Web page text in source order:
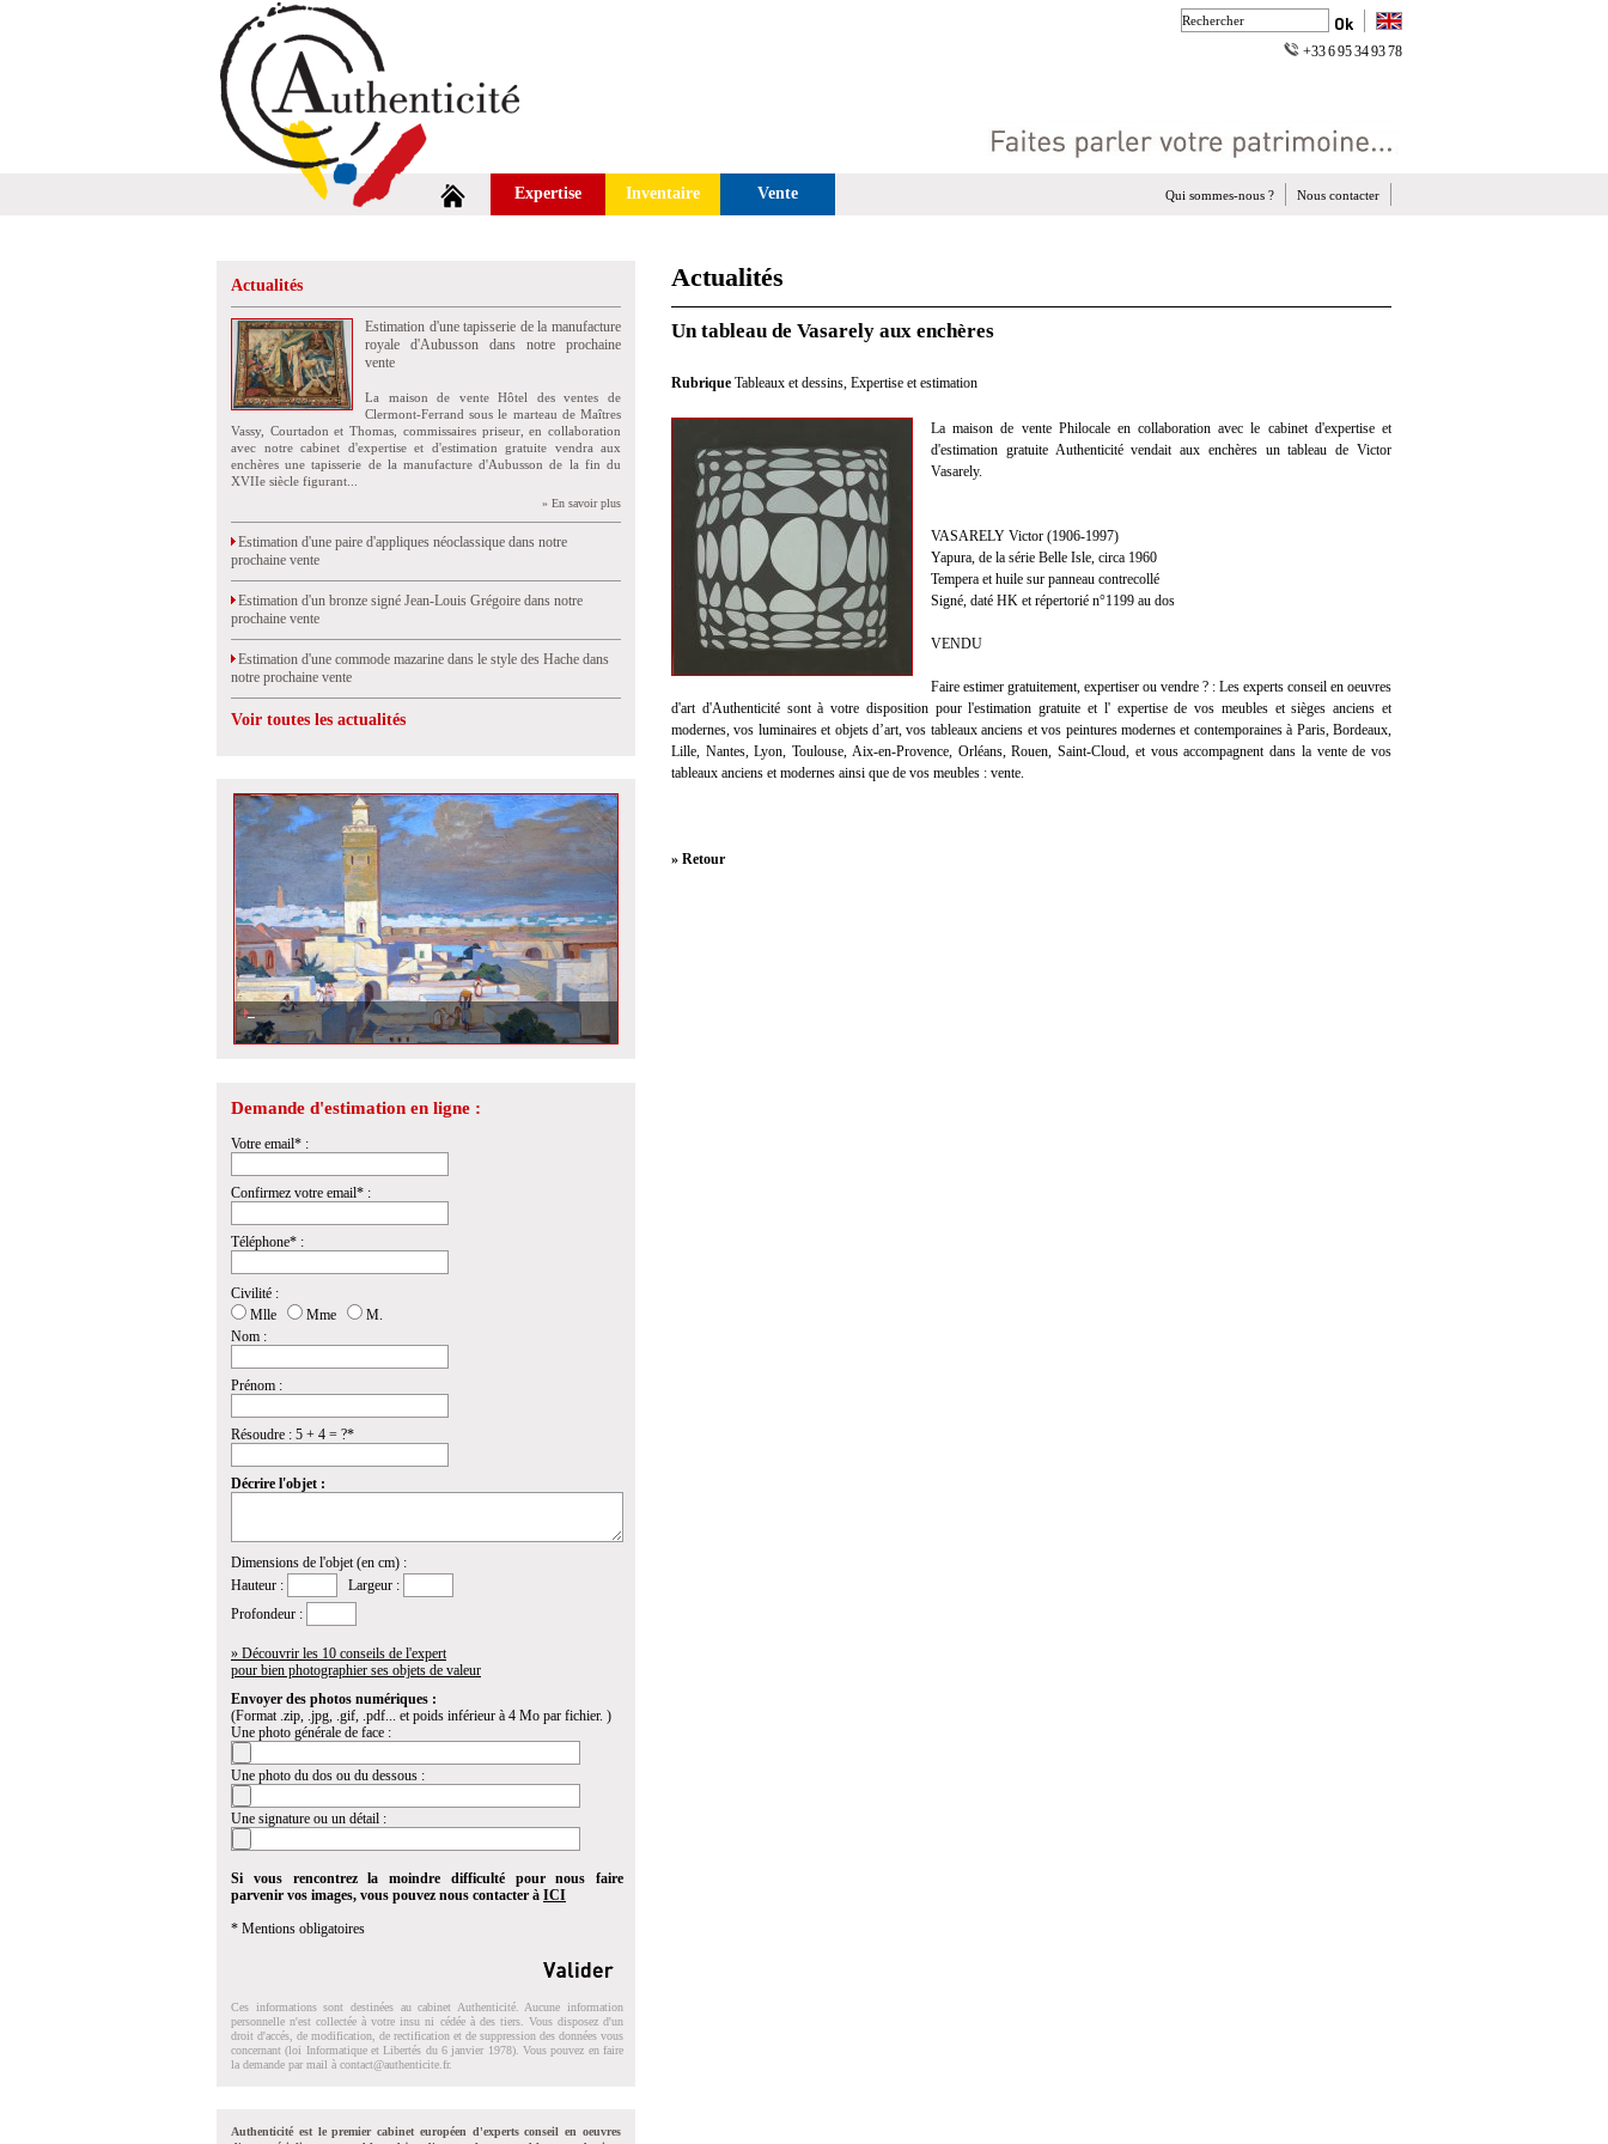
+33 6 95 34 93 78
Expertise Inventaire Vente Nous contacter
Qui sommes-nous ?
Actualités
Estimation d'une tapisserie de la manufacture
royale d'Aubusson dans notre prochaine
vente
La maison de vente Hôtel des ventes de
Clermont-Ferrand sous le marteau de Maîtres
Vassy, Courtadon et Thomas, commissaires priseur, en collaboration
avec notre cabinet d'expertise et d'estimation gratuite vendra aux
enchères une tapisserie de la manufacture d'Aubusson de la fin du
XVIIe siècle figurant...
» En savoir plus
Estimation d'une paire d'appliques néoclassique dans notre
prochaine vente
Estimation d'un bronze signé Jean-Louis Grégoire dans notre
prochaine vente
Estimation d'une commode mazarine dans le style des Hache dans
notre prochaine vente
Voir toutes les actualités
Demande d'estimation en ligne :
Votre email* :
Confirmez votre email* :
Téléphone* :
Civilité :
Mlle
Mme
M.
Nom :
Prénom :
Résoudre : 5 + 4 = ?*
Décrire l'objet :
Dimensions de l'objet (en cm) :
Hauteur :
Largeur :
Profondeur :
» Découvrir les 10 conseils de l'expert
pour bien photographier ses objets de valeur
Envoyer des photos numériques :
(Format .zip, .jpg, .gif, .pdf... et poids inférieur à 4 Mo par fichier. )
Une photo générale de face :
Une photo du dos ou du dessous :
Une signature ou un détail :
Si vous rencontrez la moindre difficulté pour nous faire
parvenir vos images, vous pouvez nous contacter à ICI
* Mentions obligatoires
Ces informations sont destinées au cabinet Authenticité. Aucune information
personnelle n'est collectée à votre insu ni cédée à des tiers. Vous disposez d'un
droit d'accés, de modification, de rectification et de suppression des données vous
concernant (loi Informatique et Libertés du 6 janvier 1978). Vous pouvez en faire
la demande par mail à contact@authenticite.fr.
Authenticité est le premier cabinet européen d'experts conseil en oeuvres
Actualités
Un tableau de Vasarely aux enchères
Rubrique Tableaux et dessins, Expertise et estimation
La maison de vente Philocale en collaboration avec le cabinet d'expertise et
d'estimation gratuite Authenticité vendait aux enchères un tableau de Victor
Vasarely.
VASARELY Victor (1906-1997)
Yapura, de la série Belle Isle, circa 1960
Tempera et huile sur panneau contrecollé
Signé, daté HK et répertorié n°1199 au dos
VENDU
Faire estimer gratuitement, expertiser ou vendre ? : Les experts conseil en oeuvres
d'art d'Authenticité sont à votre disposition pour l'estimation gratuiteet l'expertisede vos meubles et sièges anciens et
modernes, vos luminaires et objets d’art, vos tableaux anciens et vos peintures modernes et contemporaines à Paris, Bordeaux,
Lille, Nantes, Lyon, Toulouse, Aix-en-Provence, Orléans, Rouen, Saint-Cloud, et vous accompagnent dans la vente de vos
tableaux anciens et modernes ainsi que de vos meubles : vente.
» Retour